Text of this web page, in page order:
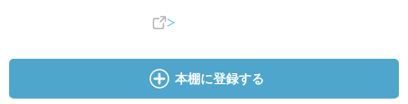
本棚に登録する